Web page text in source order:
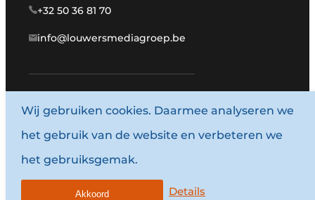
+32 50 36 81 70
info@louwersmediagroep.be
www.louwersmediagroep.com
© 1987 - 2026 Louwersmediagroep.
Algemene voorwaarden
Wij gebruiken cookies. Daarmee analyseren we
het gebruik van de website en verbeteren we
het gebruiksgemak.
Details
Akkoord